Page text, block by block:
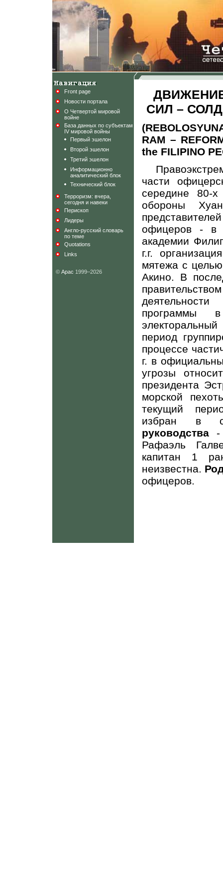
Front page
Новости портала
О Четвертой мировой
войне
База данных по субъектам
IV мировой войны
Первый эшелон
Второй эшелон
Третий эшелон
Информационно
аналитический блок
Технический блок
Терроризм: вчера,
сегодня и навеки
Перископ
Лидеры
Англо-русский словарь
по теме
Quotations
Links
© Арас 1999–2026
СИЛ –
RAM –
the FILIPINO
части
середине 80-
обороны
офицеров - в
академии
г.г.
мятежа с
Акино. В
программы
период
процессе
г. в
угрозы
президента
морской
текущий
избран в
руководства -
Рафаэль
капитан 1
неизвестна.
офицеров.